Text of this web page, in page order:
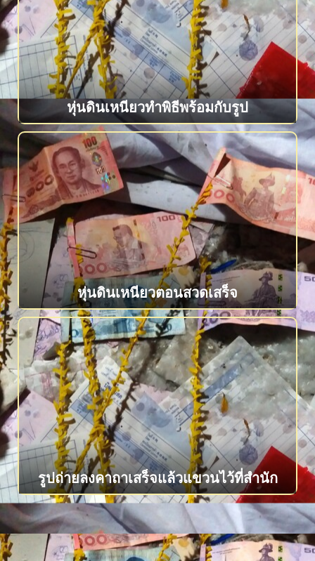
หุ่นดินเหนียวทำพิธีพร้อมกับรูป
หุ่นดินเหนียวตอนสวดเสร็จ
รูปถ่ายลงคาถาเสร็จแล้วแขวนไว้ที่สำนัก